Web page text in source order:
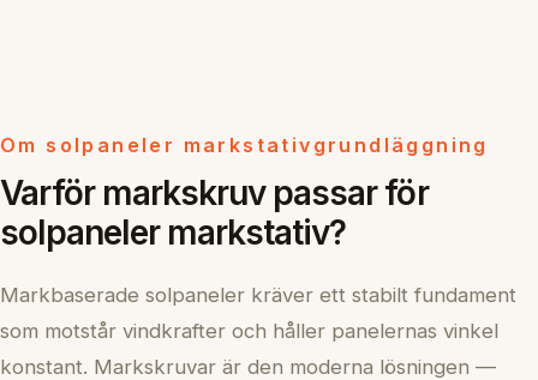
Om solpaneler markstativgrundläggning
Varför markskruv passar för
solpaneler markstativ?
Markbaserade solpaneler kräver ett stabilt fundament
som motstår vindkrafter och håller panelernas vinkel
konstant. Markskruvar är den moderna lösningen —